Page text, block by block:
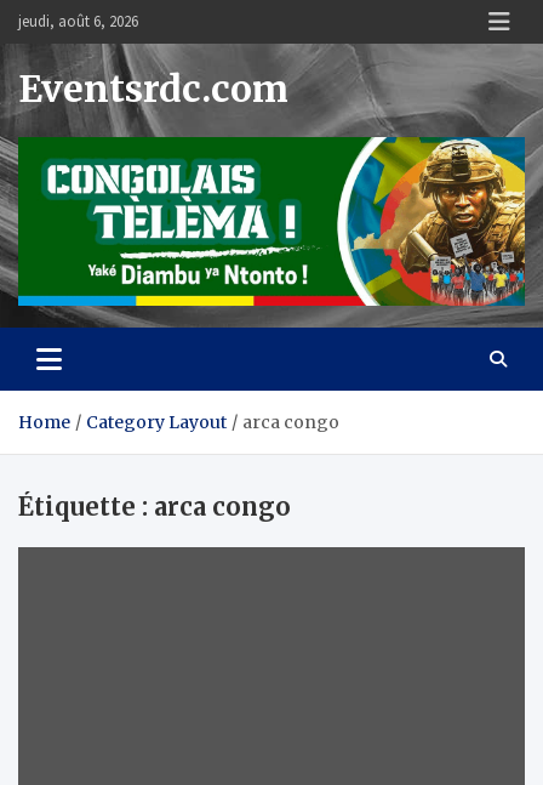
Skip
content
jeudi, août 6, 2026
Eventsrdc.com
Home Category Layout arca congo
Étiquette : arca congo